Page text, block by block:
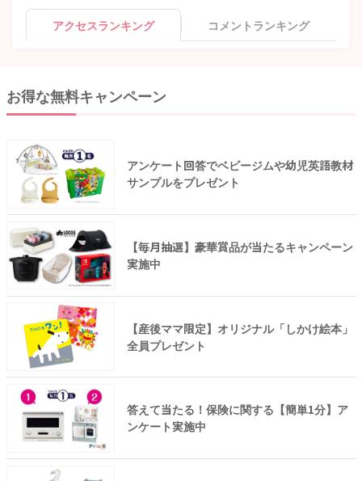
アクセスランキング コメントランキング
お得な無料キャンペーン
アンケート回答でベビージムや幼児英語教材
サンプルをプレゼント
【毎月抽選】豪華賞品が当たるキャンペーン
実施中
【産後ママ限定】オリジナル「しかけ絵本」
全員プレゼント
答えて当たる！保険に関する【簡単1分】ア
ンケート実施中